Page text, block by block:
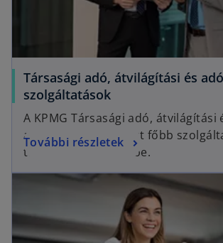
Társasági adó, átvilágítási és
szolgáltatások
A KPMG Társasági adó, átvilágítási
adóvizsgálati csoport főbb
területeit mutatjuk be.
További részletek